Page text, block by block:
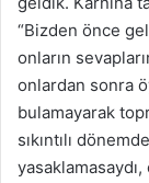
“Bizden önce
onların
onlardan sonra
bulamayarak
sıkıntılı